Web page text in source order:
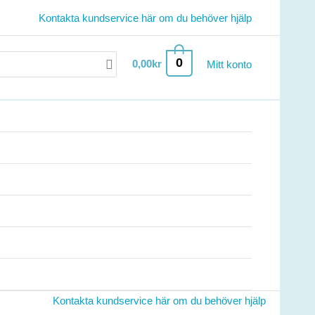
Kontakta kundservice här om du behöver hjälp
0,00kr 0 Mitt konto
Kontakta kundservice här om du behöver hjälp